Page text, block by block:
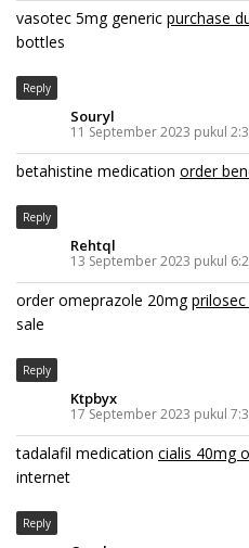
vasotec 5mg generic purchase
bottles
Reply
Souryl
11 September 2023 pukul
betahistine medication order
Reply
Rehtql
13 September 2023 pukul
order omeprazole 20mg
sale
Reply
Ktpbyx
17 September 2023 pukul
tadalafil medication cialis 40mg
internet
Reply